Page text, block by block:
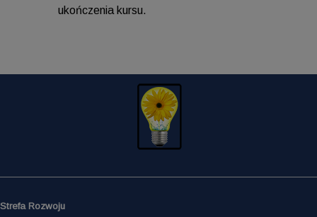
ukończenia kursu.
Strefa Rozwoju